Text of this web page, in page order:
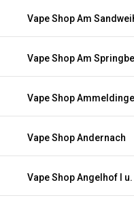
Vape Shop Am
Vape Shop Am
Vape Shop
Vape Shop Andernach
Vape Shop Angelhof I u. II